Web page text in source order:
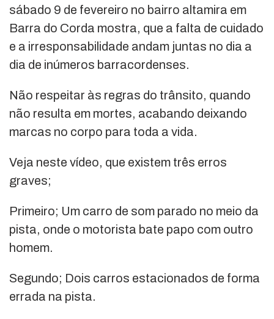
sábado 9 de fevereiro no bairro altamira em
Barra do Corda mostra, que a falta de cuidado
e a irresponsabilidade andam juntas no dia a
dia de inúmeros barracordenses.
Não respeitar às regras do trânsito, quando
não resulta em mortes, acabando deixando
marcas no corpo para toda a vida.
Veja neste vídeo, que existem três erros
graves;
Primeiro; Um carro de som parado no meio da
pista, onde o motorista bate papo com outro
homem.
Segundo; Dois carros estacionados de forma
errada na pista.